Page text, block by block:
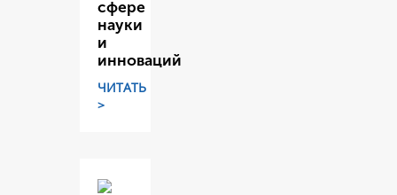
сфере
науки
и
инноваций
ЧИТАТЬ
>